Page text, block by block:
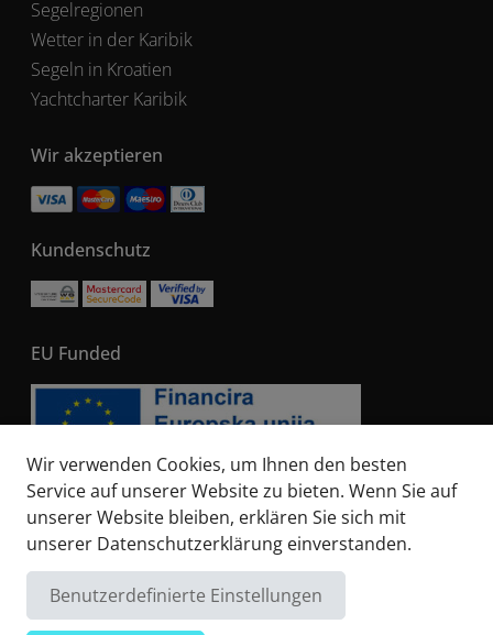
Segelregionen
Wetter in der Karibik
Segeln in Kroatien
Yachtcharter Karibik
Wir akzeptieren
Kundenschutz
EU Funded
© 2026 - All right reserved. Sails of Caribbean
Wir verwenden Cookies, um Ihnen den besten
Service auf unserer Website zu bieten. Wenn Sie auf
unserer Website bleiben, erklären Sie sich mit
unserer Datenschutzerklärung einverstanden.
Benutzerdefinierte Einstellungen